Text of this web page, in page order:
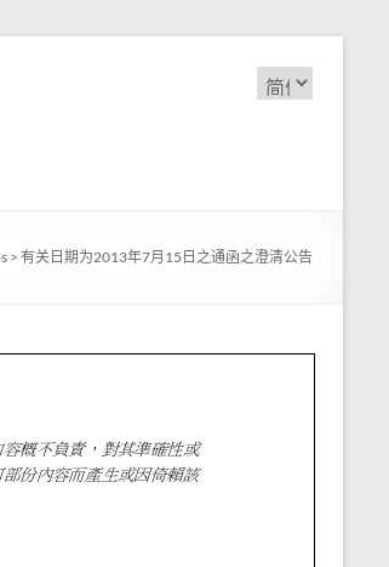
选
择
> 有关日期为2013年7月15日之通函之澄清公告